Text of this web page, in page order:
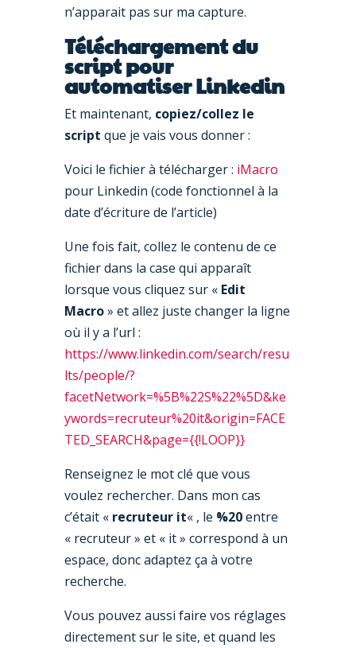
n’apparait pas sur ma capture.
Téléchargement du
script pour
automatiser Linkedin
Et maintenant, copiez/collez le
script que je vais vous donner :
Voici le fichier à télécharger : iMacro
pour Linkedin (code fonctionnel à la
date d’écriture de l’article)
Une fois fait, collez le contenu de ce
fichier dans la case qui apparaît
lorsque vous cliquez sur « Edit
Macro» et allez juste changer la ligne
où il y a l’url :
https://www.linkedin.com/search/resu
lts/people/?
facetNetwork=%5B%22S%22%5D&ke
ywords=recruteur%20it&origin=FACE
TED_SEARCH&page={{!LOOP}}
Renseignez le mot clé que vous
voulez rechercher. Dans mon cas
c’était « recruteur it« , le %20entre
« recruteur » et « it » correspond à un
espace, donc adaptez ça à votre
recherche.
Vous pouvez aussi faire vos réglages
directement sur le site, et quand les